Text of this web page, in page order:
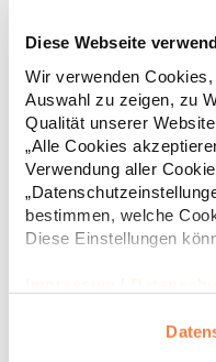
Diese Webseite
Wir verwenden
Auswahl zu zeigen, zu
Qualität unserer
„Alle Cookies
Verwendung aller
bestimmen, welche
Diese Einstellungen
Hochwertig verarbeitete
Seitliche Schlitze Leicht tailliert Baumwoll-Piqué Gekämmte
BaumwolleGrammatur:
100% Baumwolle (Sports
(Ash: 99% Baumwolle / 1%
Produktsicherheit: Herst.-
Fashion GmbH Am Gatherhof 57
E-Mail: info@promodoro.de
* Preise inkl. gesetzlicher Mwst.